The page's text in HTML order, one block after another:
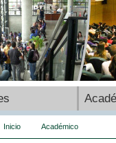
Inicio Académico